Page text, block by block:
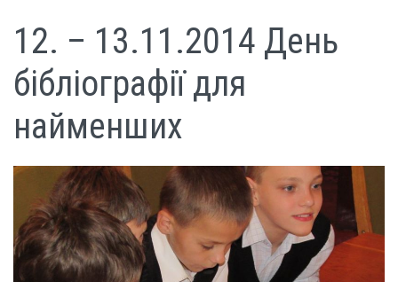
12. – 13.11.2014 День
бібліографії для
найменших